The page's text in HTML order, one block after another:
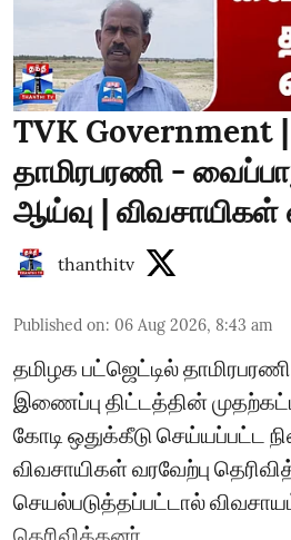
TVK Government
தாமிரபரணி -
ஆய்வு | விவசாயிகள்
thanthitv
Published on: 06 Aug 2026, 8:43 am
தமிழக பட்ஜெட்டில்
இணைப்பு திட்டத்தின்
கோடி ஒதுக்கீடு செய்யப்பட்ட
விவசாயிகள் வரவேற்பு
செயல்படுத்தப்பட்டால்
தெரிவித்தனர்.